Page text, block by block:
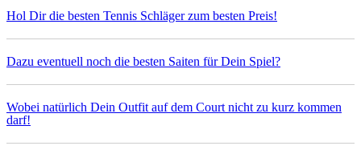
Hol Dir die besten Tennis Schläger zum besten Preis!
Dazu eventuell noch die besten Saiten für Dein Spiel?
Wobei natürlich Dein Outfit auf dem Court nicht zu kurz kommen
darf!